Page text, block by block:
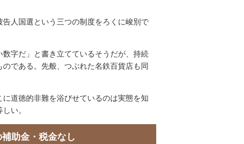
人国選という三つの制度をろくに峻別で
数字だ」と書き立てているそうだが、持続
である。先般、つぶれた名鉄百貨店も同
道徳的非難を浴びせているのは実態を知
い。
助金・税金なし